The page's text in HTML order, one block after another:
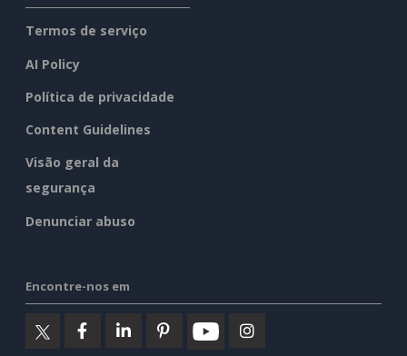
Termos de serviço
AI Policy
Política de privacidade
Content Guidelines
Visão geral da
segurança
Denunciar abuso
Encontre-nos em